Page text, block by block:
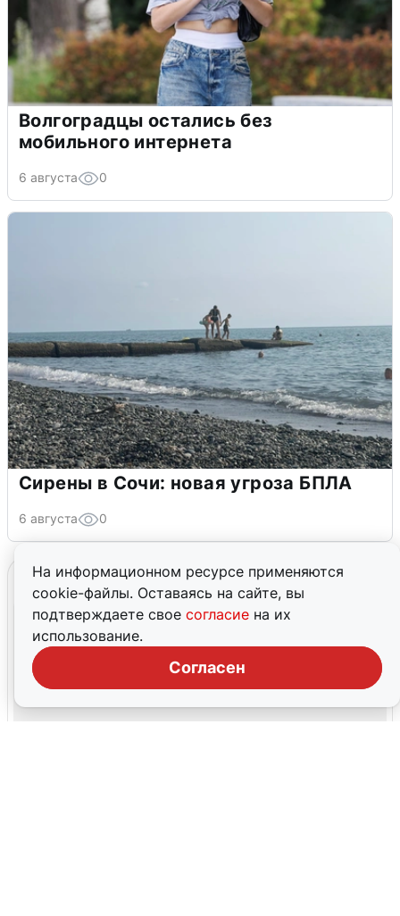
На информационном ресурсе применяются
cookie-файлы. Оставаясь на сайте, вы
подтверждаете свое согласие на их
использование.
Согласен
Волгоградцы остались без
мобильного интернета
6 августа 0
Сирены в Сочи: новая угроза БПЛА
6 августа 0